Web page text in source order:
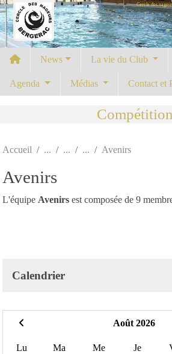
Cercle des
News La vie du Club
Agenda Médias Contact et
Compétition
Accueil Avenirs
Avenirs
L'équipe Avenirs est composée de 9
Calendrier
Août 2026
Lu Ma Me Je
Panneau de gestion des cookies